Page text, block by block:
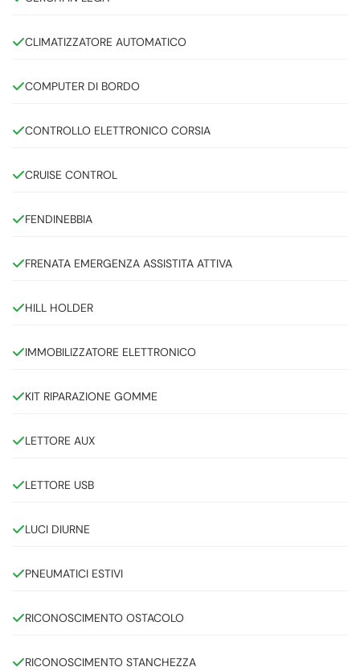
CLIMATIZZATORE AUTOMATICO
COMPUTER DI BORDO
CONTROLLO ELETTRONICO CORSIA
CRUISE CONTROL
FENDINEBBIA
FRENATA EMERGENZA ASSISTITA ATTIVA
HILL HOLDER
IMMOBILIZZATORE ELETTRONICO
KIT RIPARAZIONE GOMME
LETTORE AUX
LETTORE USB
LUCI DIURNE
PNEUMATICI ESTIVI
RICONOSCIMENTO OSTACOLO
RICONOSCIMENTO STANCHEZZA